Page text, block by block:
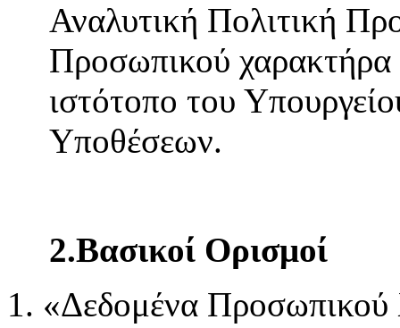
Αναλυτική Πολιτική
Προσωπικού χαρακτήρα
ιστότοπο του
Υποθέσεων.
2.Βασικοί Ορισμοί
«Δεδομένα